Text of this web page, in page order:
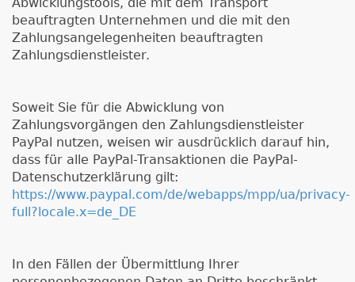
beauftragten Unternehmen und die mit den
Zahlungsangelegenheiten beauftragten
Zahlungsdienstleister.
Soweit Sie für die Abwicklung von
Zahlungsvorgängen den Zahlungsdienstleister
PayPal nutzen, weisen wir ausdrücklich darauf hin,
dass für alle PayPal-Transaktionen die PayPal-
Datenschutzerklärung gilt:
https://www.paypal.com/de/webapps/mpp/ua/privacy-
full?locale.x=de_DE
In den Fällen der Übermittlung Ihrer